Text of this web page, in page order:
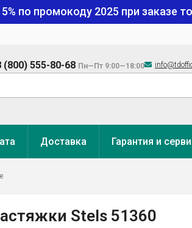
по промокоду 2025 при заказе
(800) 555-80-68 Пн—Пт 9:00—18:00
Доставка Гарантия и
Stels 51360